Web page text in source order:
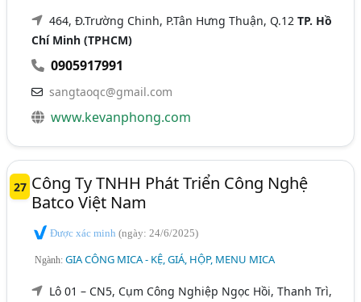
464, Đ.Trường Chinh, P.Tân Hưng Thuận, Q.12TP. Hồ
Chí Minh (TPHCM)
0905917991
sangtaoqc@gmail.com
www.kevanphong.com
27 Công Ty TNHH Phát Triển Công Nghệ
Batco Việt Nam
Được xác minh(ngày: 24/6/2025)
Ngành:GIA CÔNG MICA - KỆ, GIÁ, HỘP, MENU MICA
Lô 01 – CN5, Cụm Công Nghiệp Ngọc Hồi, Thanh Trì,